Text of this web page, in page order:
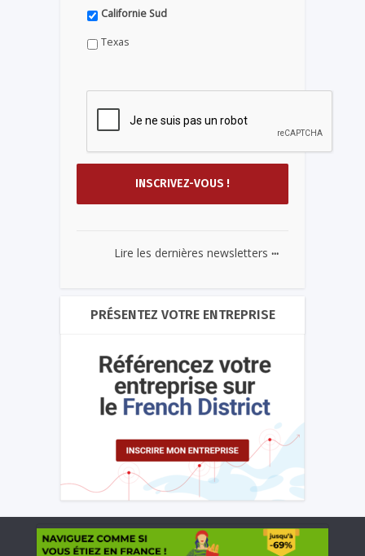
Californie Sud
Texas
Lire les dernières newsletters ...
PRÉSENTEZ VOTRE ENTREPRISE